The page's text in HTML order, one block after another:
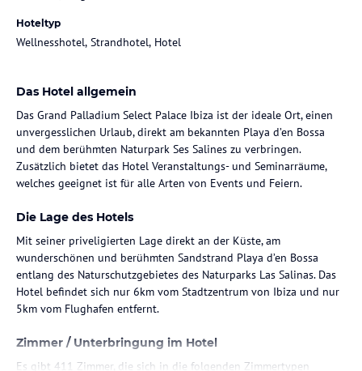
Hoteltyp
Wellnesshotel, Strandhotel, Hotel
Das Hotel allgemein
Das Grand Palladium Select Palace Ibiza ist der ideale Ort, einen
unvergesslichen Urlaub, direkt am bekannten Playa d’en Bossa
und dem berühmten Naturpark Ses Salines zu verbringen.
Zusätzlich bietet das Hotel Veranstaltungs- und Seminarräume,
welches geeignet ist für alle Arten von Events und Feiern.
Die Lage des Hotels
Mit seiner priveligierten Lage direkt an der Küste, am
wunderschönen und berühmten Sandstrand Playa d’en Bossa
entlang des Naturschutzgebietes des Naturparks Las Salinas. Das
Hotel befindet sich nur 6km vom Stadtzentrum von Ibiza und nur
5km vom Flughafen entfernt.
Zimmer / Unterbringung im Hotel
Es gibt 411 Zimmer, die sich in die folgenden Zimmertypen